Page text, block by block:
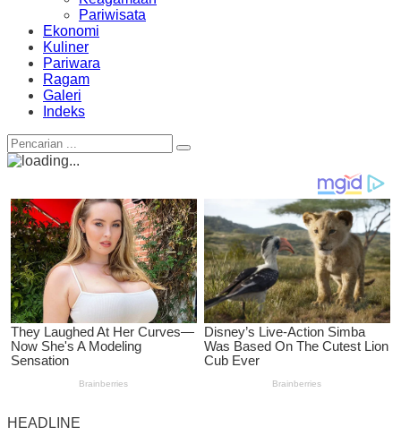
Pariwisata
Ekonomi
Kuliner
Pariwara
Ragam
Galeri
Indeks
HEADLINE